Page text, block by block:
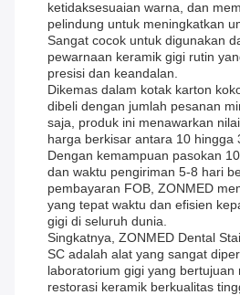
ketidaksesuaian warna, dan
pelindung untuk meningkatkan
Sangat cocok untuk digunakan
pewarnaan keramik gigi rutin
presisi dan keandalan.
Dikemas dalam kotak karton
dibeli dengan jumlah pesanan
saja, produk ini menawarkan
harga berkisar antara 10 hingga
Dengan kemampuan pasokan
dan waktu pengiriman 5-8 hari
pembayaran FOB, ZONMED
yang tepat waktu dan efisien
gigi di seluruh dunia.
Singkatnya, ZONMED Dental
SC adalah alat yang sangat
laboratorium gigi yang bertujuan
restorasi keramik berkualitas